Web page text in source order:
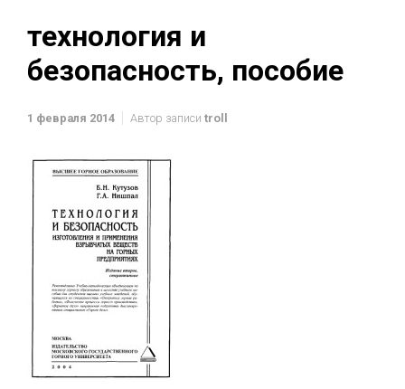
технология и
безопасность, пособие
1 февраля 2014 Автор записи troll